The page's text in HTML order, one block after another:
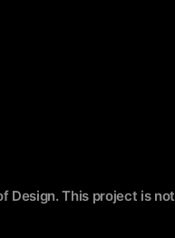
Design. This project is not